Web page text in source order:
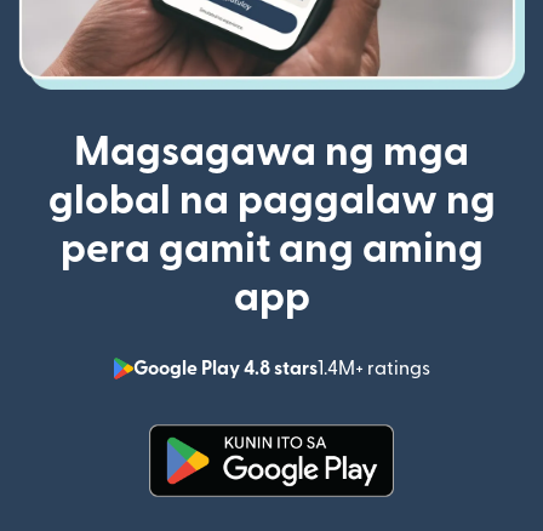
Magsagawa ng mga
global na paggalaw ng
pera gamit ang aming
app
Google Play 4.8 stars1.4M+ ratings
(bubukas